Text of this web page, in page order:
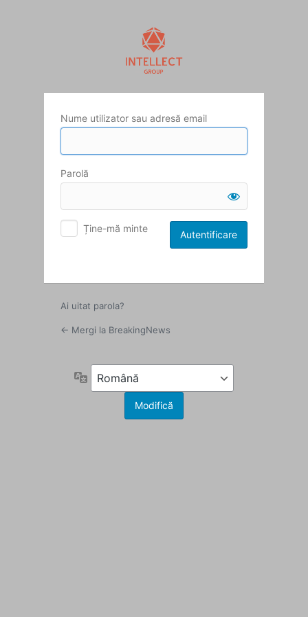
Nume utilizator sau adresă email
Parolă
Ține-mă minte
Ai uitat parola?
← Mergi la BreakingNews
Limbă